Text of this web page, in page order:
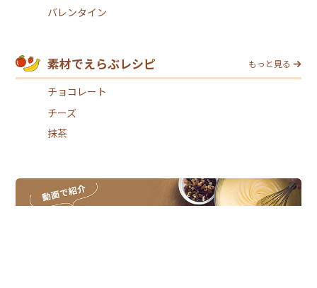
バレンタイン
素材でえらぶレシピ もっと見る
チョコレート
チーズ
抹茶